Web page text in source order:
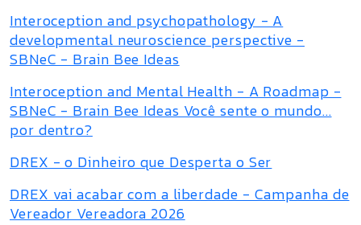
Interoception and psychopathology - A
developmental neuroscience perspective -
SBNeC - Brain Bee Ideas
Interoception and Mental Health - A Roadmap -
SBNeC - Brain Bee Ideas Você sente o mundo...
por dentro?
DREX - o Dinheiro que Desperta o Ser
DREX vai acabar com a liberdade - Campanha de
Vereador Vereadora 2026